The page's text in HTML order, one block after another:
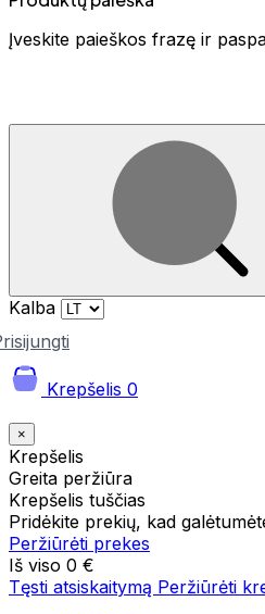
Įveskite paieškos frazę ir
Kalba
Krepšelis 0
×
Krepšelis
Greita peržiūra
Krepšelis tuščias
Pridėkite prekių, kad
Peržiūrėti prekes
Iš viso 0 €
Tęsti atsiskaitymą Peržiūrėti